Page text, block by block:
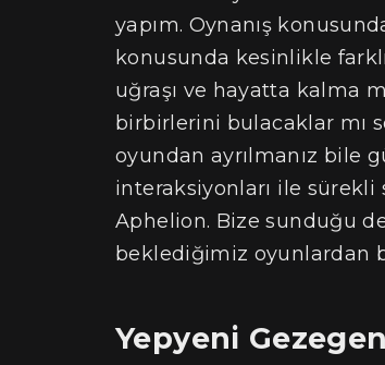
yapım. Oynanış
konusunda kesinlikle
uğraşı ve hayatta kalma
birbirlerini bulacaklar mı
oyundan ayrılmanız bile
interaksiyonları ile
Aphelion. Bize sunduğu
beklediğimiz oyunlardan
Yepyeni